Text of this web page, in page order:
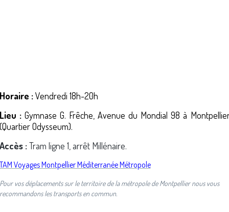
:Vendredi 18h-20h
: Gymnase G. Frêche, Avenue du Mondial 98 à
Odysseum).
:Tram ligne 1, arrêt Millénaire.
Voyages Montpellier Méditerranée Métropole
vos déplacements sur le territoire de la métropole de Montpellier nous vous
les transports en commun.